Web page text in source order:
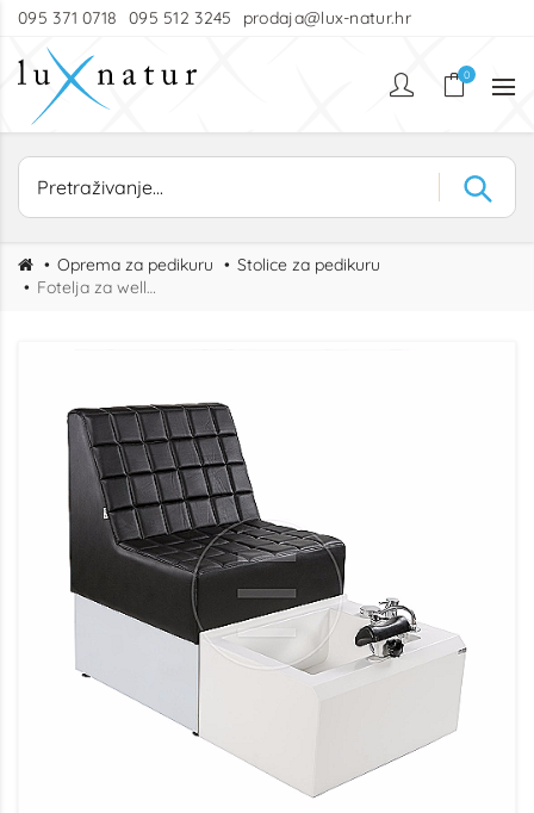
095 371 0718 095 512 3245 prodaja@lux-natur.hr
0
Oprema za pedikuru
Stolice za pedikuru
Fotelja za wellness stopala Foot Base Single